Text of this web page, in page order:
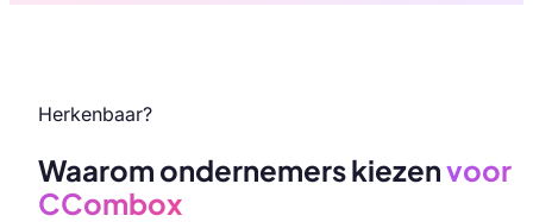
Herkenbaar?
Waarom ondernemers kiezenvoor
CCombox